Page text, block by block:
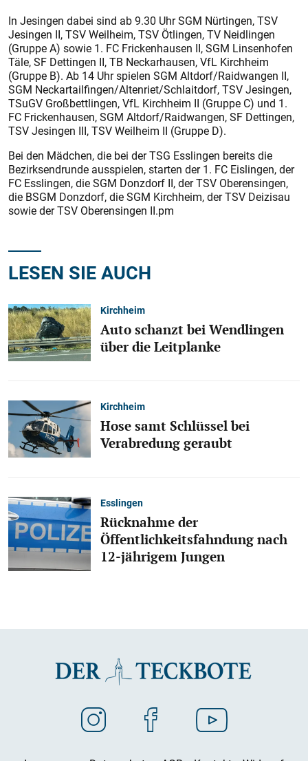
In Jesingen dabei sind ab 9.30 Uhr SGM Nürtingen, TSV
Jesingen II, TSV Weilheim, TSV Ötlingen, TV Neidlingen
(Gruppe A) sowie 1. FC Frickenhausen II, SGM Linsenhofen
Täle, SF Dettingen II, TB Neckarhausen, VfL Kirchheim
(Gruppe B). Ab 14 Uhr spielen SGM Altdorf/Raidwangen II,
SGM Neckartailfingen/Altenriet/Schlaitdorf, TSV Jesingen,
TSuGV Großbettlingen, VfL Kirchheim II (Gruppe C) und 1.
FC Frickenhausen, SGM Altdorf/Raidwangen, SF Dettingen,
TSV Jesingen III, TSV Weilheim II (Gruppe D).
Bei den Mädchen, die bei der TSG Esslingen bereits die
Bezirks­endrunde ausspielen, starten der 1. FC Eislingen, der
FC Esslingen, die SGM Donzdorf II, der TSV Oberensingen,
die BSGM Donzdorf, die SGM Kirchheim, der TSV Deizisau
sowie der TSV Oberensingen II.pm
LESEN SIE AUCH
Kirchheim
Auto schanzt bei Wendlingen
über die Leitplanke
Kirchheim
Hose samt Schlüssel bei
Verabredung geraubt
Esslingen
Rücknahme der
Öffentlichkeitsfahndung nach
12-jährigem Jungen